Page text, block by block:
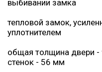
выбивании замка
тепловой замок,
уплотнителем
общая толщина двери
стенок - 56 мм